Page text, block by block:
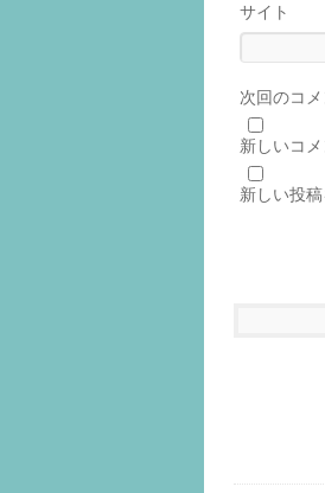
サイト
次回のコ
新しいコ
新しい投